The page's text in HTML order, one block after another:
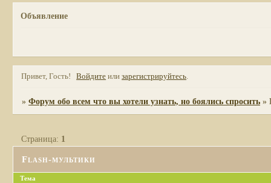
Объявление
Привет, Гость! Войдите илизарегистрируйтесь.
»Форум обо всем что вы хотели узнать, но боялись спросить »
Flash-мультики
Страница: 1
Тема